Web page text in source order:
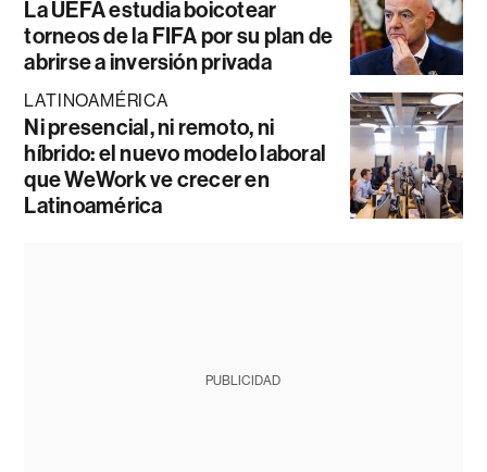
La UEFA estudia boicotear
torneos de la FIFA por su plan de
abrirse a inversión privada
LATINOAMÉRICA
Ni presencial, ni remoto, ni
híbrido: el nuevo modelo laboral
que WeWork ve crecer en
Latinoamérica
PUBLICIDAD